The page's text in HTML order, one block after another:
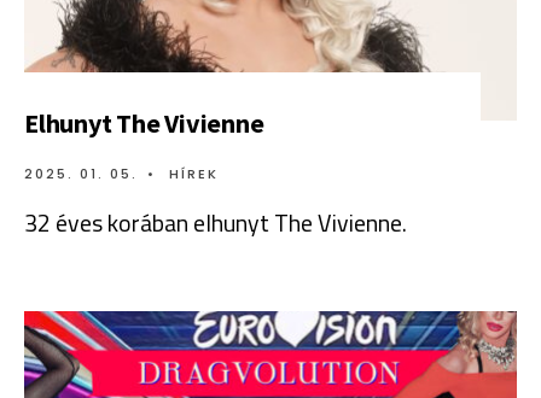
Elhunyt The Vivienne
2025. 01. 05. • HÍREK
32 éves korában elhunyt The Vivienne.